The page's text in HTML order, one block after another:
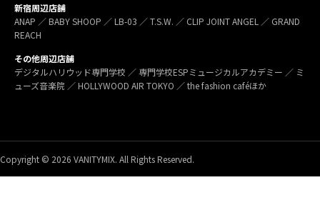
新宿周辺店舗
ANAP ／ BABY SHOOP ／ LB-03 ／ T.S.W. ／ CLIP JOINT ANGEL ／ GRAND
REACH
その他周辺店舗
デジタルハリウッド専門学校 ／ 専門学校ESPミュージカルアカデミー ／ ミ
ューズ音楽院 ／ HOLLYWOOD AIR TOKYO ／ the fashion caféほか
Copyright © 2026 VANITYMIX. All Rights Reserved.